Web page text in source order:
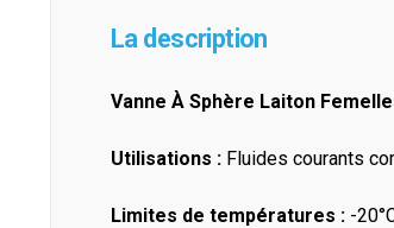
La description
Vanne À Sphère Laiton
Utilisations : Fluides courants
Limites de températures : -